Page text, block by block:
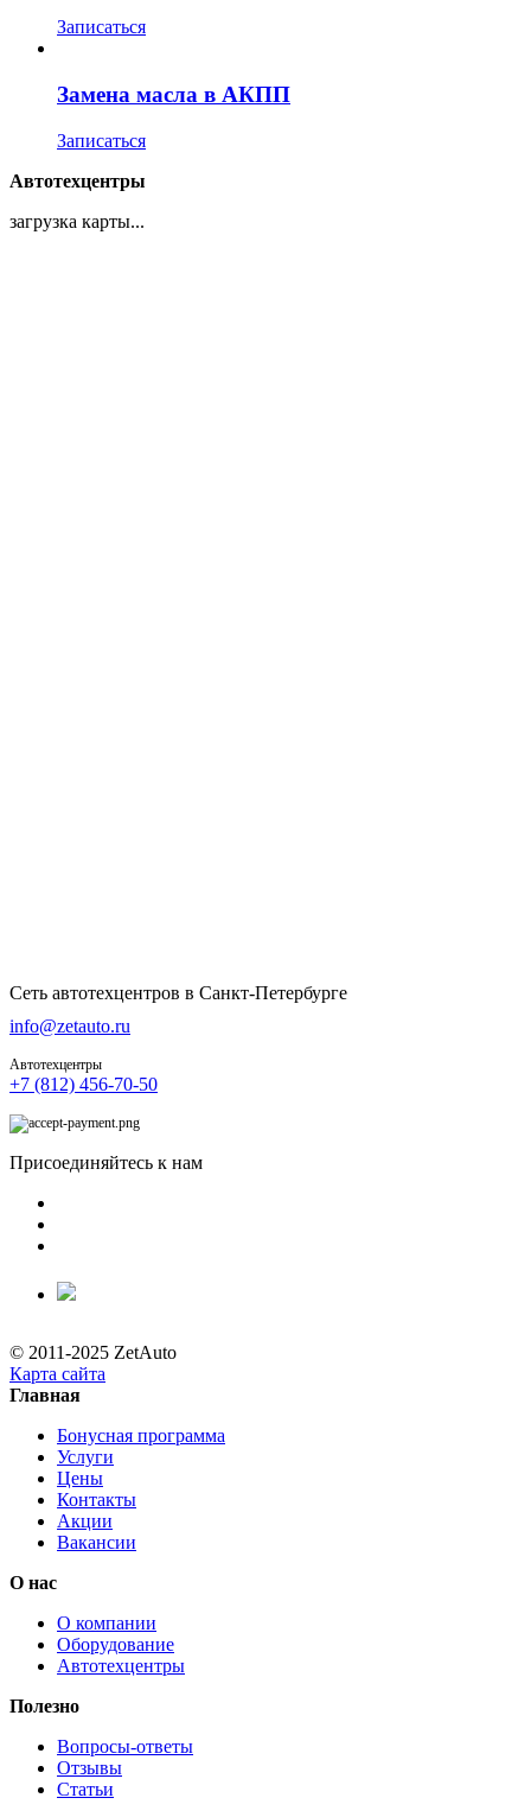
Записаться
Замена масла в АКПП
Записаться
Автотехцентры
загрузка карты...
Сеть автотехцентров в Санкт-Петербурге
info@zetauto.ru
Автотехцентры
+7 (812) 456-70-50
Присоединяйтесь к нам
© 2011-2025 ZetAuto
Карта сайта
Главная
Бонусная программа
Услуги
Цены
Контакты
Акции
Вакансии
О нас
О компании
Оборудование
Автотехцентры
Полезно
Вопросы-ответы
Отзывы
Статьи